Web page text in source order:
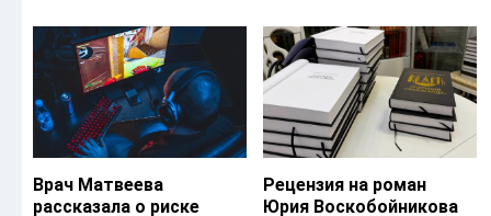
Врач Матвеева
рассказала о риске
Рецензия на роман
Юрия Воскобойникова